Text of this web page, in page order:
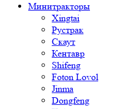
Минитракторы
Xingtai
Рустрак
Скаут
Кентавр
Shifeng
Foton Lovol
Jinma
Dongfeng